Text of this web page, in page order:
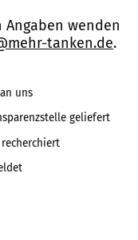
wenden
tanken.de.
uns
geliefert